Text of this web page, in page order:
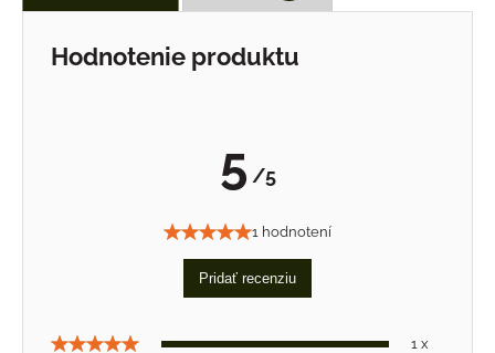
Hodnotenie produktu
5 /5
1 hodnotení
Pridať recenziu
1 x